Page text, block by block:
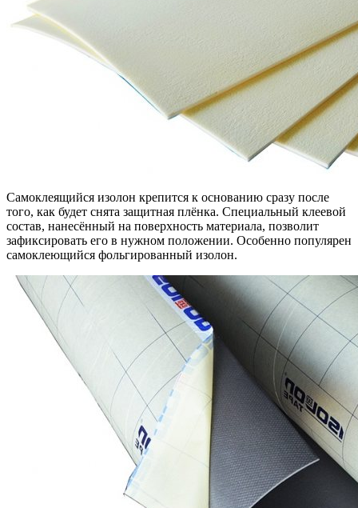
Самоклеящийся изолон крепится к основанию сразу после
того, как будет снята защитная плёнка. Специальный клеевой
состав, нанесённый на поверхность материала, позволит
зафиксировать его в нужном положении. Особенно популярен
самоклеющийся фольгированный изолон.